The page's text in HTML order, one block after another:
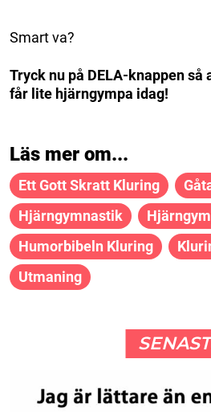
Smart va?
Tryck nu på DELA-knappen så
får lite hjärngympa idag!
Läs mer om...
Ett Gott Skratt Kluring
Hjärngymnastik
Humorbibeln Kluring
Utmaning